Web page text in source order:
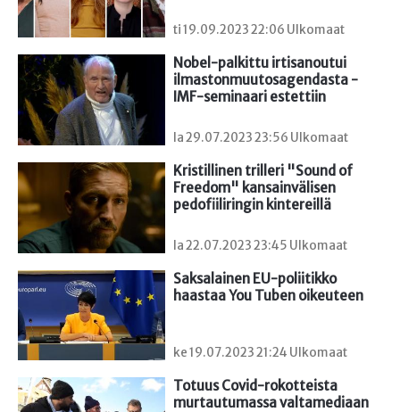
ti 19.09.2023 22:06 Ulkomaat
Nobel-palkittu irtisanoutui
ilmastonmuutosagendasta -
IMF-seminaari estettiin
la 29.07.2023 23:56 Ulkomaat
Kristillinen trilleri "Sound of
Freedom" kansainvälisen
pedofiiliringin kintereillä
la 22.07.2023 23:45 Ulkomaat
Saksalainen EU-poliitikko
haastaa You Tuben oikeuteen
ke 19.07.2023 21:24 Ulkomaat
Totuus Covid-rokotteista
murtautumassa valtamediaan